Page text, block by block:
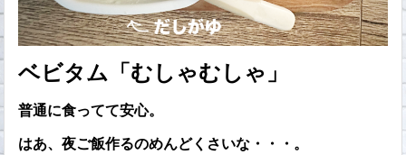
ベビタム「むしゃむしゃ」
普通に食ってて安心。
はあ、夜ご飯作るのめんどくさいな・・・。